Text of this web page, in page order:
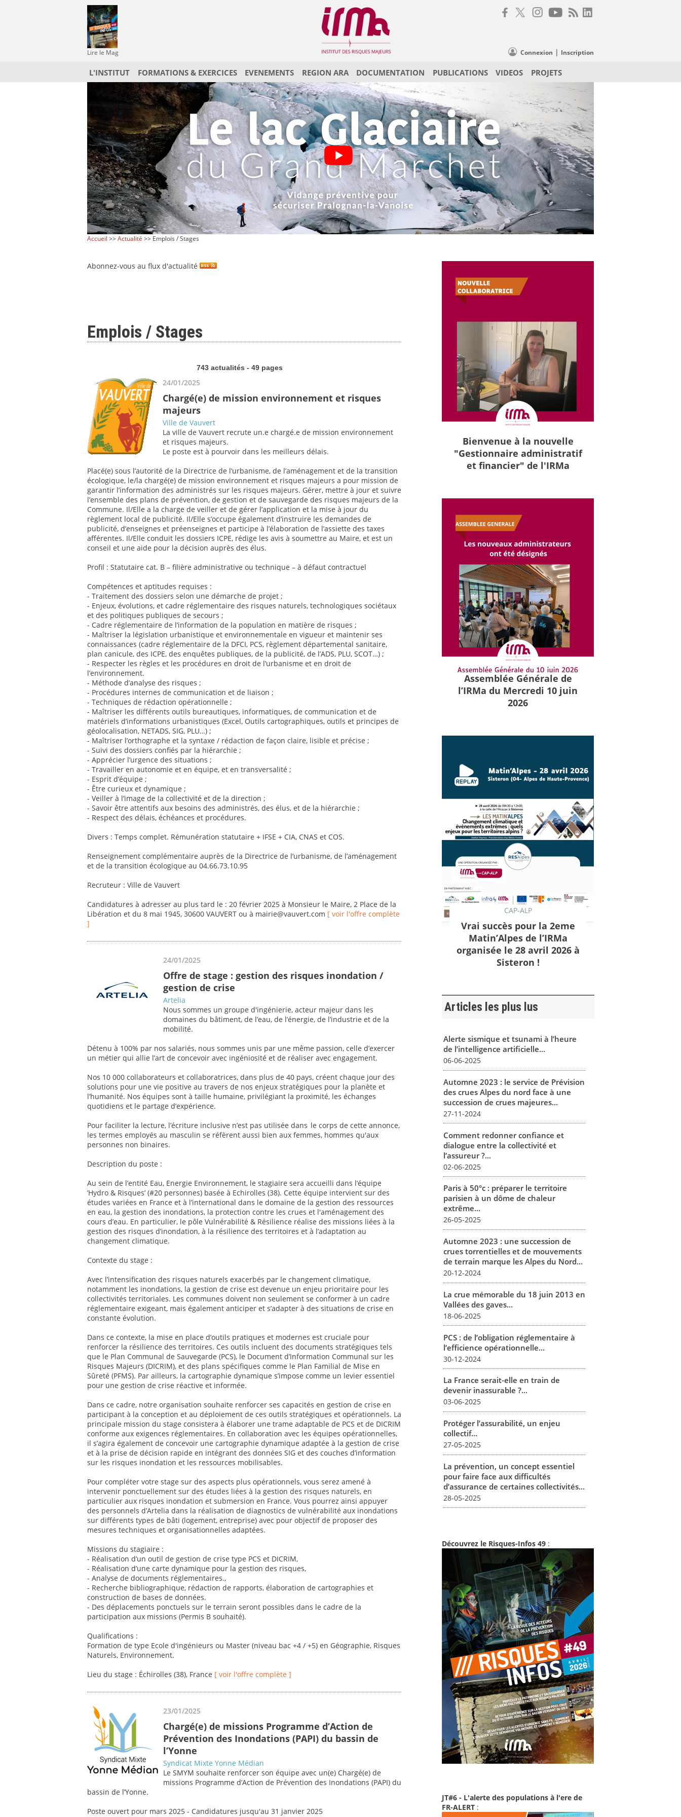
Lire le Mag Connexion | Inscription
L'INSTITUT FORMATIONS & EXERCICES EVENEMENTS REGION ARA DOCUMENTATION PUBLICATIONS VIDEOS PROJETS
Accueil >>Actualité >> Emplois / Stages
Abonnez-vous au flux d'actualité
Emplois / Stages
743 actualités - 49 pages
24/01/2025
Chargé(e) de mission environnement et risques
majeurs
Ville de Vauvert
La ville de Vauvert recrute un.e chargé.e de mission environnement
et risques majeurs.
Le poste est à pourvoir dans les meilleurs délais.
Placé(e) sous l’autorité de la Directrice de l’urbanisme, de l’aménagement et de la transition
écologique, le/la chargé(e) de mission environnement et risques majeurs a pour mission de
garantir l’information des administrés sur les risques majeurs. Gérer, mettre à jour et suivre
l’ensemble des plans de prévention, de gestion et de sauvegarde des risques majeurs de la
Commune. Il/Elle a la charge de veiller et de gérer l’application et la mise à jour du
règlement local de publicité. Il/Elle s’occupe également d’instruire les demandes de
publicité, d’enseignes et préenseignes et participe à l’élaboration de l’assiette des taxes
afférentes. Il/Elle conduit les dossiers ICPE, rédige les avis à soumettre au Maire, et est un
conseil et une aide pour la décision auprès des élus.
Profil : Statutaire cat. B – filière administrative ou technique – à défaut contractuel
Compétences et aptitudes requises :
- Traitement des dossiers selon une démarche de projet ;
- Enjeux, évolutions, et cadre réglementaire des risques naturels, technologiques sociétaux
et des politiques publiques de secours ;
- Cadre réglementaire de l’information de la population en matière de risques ;
- Maîtriser la législation urbanistique et environnementale en vigueur et maintenir ses
connaissances (cadre réglementaire de la DFCI, PCS, règlement départemental sanitaire,
plan canicule, des ICPE, des enquêtes publiques, de la publicité, de l’ADS, PLU, SCOT…) ;
- Respecter les règles et les procédures en droit de l’urbanisme et en droit de
l’environnement.
- Méthode d’analyse des risques ;
- Procédures internes de communication et de liaison ;
- Techniques de rédaction opérationnelle ;
- Maîtriser les différents outils bureautiques, informatiques, de communication et de
matériels d’informations urbanistiques (Excel, Outils cartographiques, outils et principes de
géolocalisation, NETADS, SIG, PLU…) ;
- Maîtriser l’orthographe et la syntaxe / rédaction de façon claire, lisible et précise ;
- Suivi des dossiers confiés par la hiérarchie ;
- Apprécier l’urgence des situations ;
- Travailler en autonomie et en équipe, et en transversalité ;
- Esprit d’équipe ;
- Être curieux et dynamique ;
- Veiller à l’image de la collectivité et de la direction ;
- Savoir être attentifs aux besoins des administrés, des élus, et de la hiérarchie ;
- Respect des délais, échéances et procédures.
Divers : Temps complet. Rémunération statutaire + IFSE + CIA, CNAS et COS.
Renseignement complémentaire auprès de la Directrice de l’urbanisme, de l’aménagement
et de la transition écologique au 04.66.73.10.95
Recruteur : Ville de Vauvert
Candidatures à adresser au plus tard le : 20 février 2025 à Monsieur le Maire, 2 Place de la
Libération et du 8 mai 1945, 30600 VAUVERT ou à mairie@vauvert.com [ voir l'offre complète
]
24/01/2025
Offre de stage : gestion des risques inondation /
gestion de crise
Artelia
Nous sommes un groupe d'ingénierie, acteur majeur dans les
domaines du bâtiment, de l’eau, de l’énergie, de l’industrie et de la
mobilité.
Détenu à 100% par nos salariés, nous sommes unis par une même passion, celle d’exercer
un métier qui allie l’art de concevoir avec ingéniosité et de réaliser avec engagement.
Nos 10 000 collaborateurs et collaboratrices, dans plus de 40 pays, créent chaque jour des
solutions pour une vie positive au travers de nos enjeux stratégiques pour la planète et
l’humanité. Nos équipes sont à taille humaine, privilégiant la proximité, les échanges
quotidiens et le partage d’expérience.
Pour faciliter la lecture, l’écriture inclusive n’est pas utilisée dans le corps de cette annonce,
les termes employés au masculin se réfèrent aussi bien aux femmes, hommes qu'aux
personnes non binaires.
Description du poste :
Au sein de l’entité Eau, Energie Environnement, le stagiaire sera accueilli dans l’équipe
’Hydro & Risques’ (#20 personnes) basée à Echirolles (38). Cette équipe intervient sur des
études variées en France et à l’international dans le domaine de la gestion des ressources
en eau, la gestion des inondations, la protection contre les crues et l'aménagement des
cours d’eau. En particulier, le pôle Vulnérabilité & Résilience réalise des missions liées à la
gestion des risques d’inondation, à la résilience des territoires et à l’adaptation au
changement climatique.
Contexte du stage :
Avec l’intensification des risques naturels exacerbés par le changement climatique,
notamment les inondations, la gestion de crise est devenue un enjeu prioritaire pour les
collectivités territoriales. Les communes doivent non seulement se conformer à un cadre
réglementaire exigeant, mais également anticiper et s’adapter à des situations de crise en
constante évolution.
Dans ce contexte, la mise en place d’outils pratiques et modernes est cruciale pour
renforcer la résilience des territoires. Ces outils incluent des documents stratégiques tels
que le Plan Communal de Sauvegarde (PCS), le Document d’Information Communal sur les
Risques Majeurs (DICRIM), et des plans spécifiques comme le Plan Familial de Mise en
Sûreté (PFMS). Par ailleurs, la cartographie dynamique s’impose comme un levier essentiel
pour une gestion de crise réactive et informée.
Dans ce cadre, notre organisation souhaite renforcer ses capacités en gestion de crise en
participant à la conception et au déploiement de ces outils stratégiques et opérationnels. La
principale mission du stage consistera à élaborer une trame adaptable de PCS et de DICRIM
conforme aux exigences réglementaires. En collaboration avec les équipes opérationnelles,
il s’agira également de concevoir une cartographie dynamique adaptée à la gestion de crise
et à la prise de décision rapide en intégrant des données SIG et des couches d’information
sur les risques inondation et les ressources mobilisables.
Pour compléter votre stage sur des aspects plus opérationnels, vous serez amené à
intervenir ponctuellement sur des études liées à la gestion des risques naturels, en
particulier aux risques inondation et submersion en France. Vous pourrez ainsi appuyer
des personnels d’Artelia dans la réalisation de diagnostics de vulnérabilité aux inondations
sur différents types de bâti (logement, entreprise) avec pour objectif de proposer des
mesures techniques et organisationnelles adaptées.
Missions du stagiaire :
- Réalisation d’un outil de gestion de crise type PCS et DICRIM,
- Réalisation d’une carte dynamique pour la gestion des risques,
- Analyse de documents réglementaires.,
- Recherche bibliographique, rédaction de rapports, élaboration de cartographies et
construction de bases de données.
- Des déplacements ponctuels sur le terrain seront possibles dans le cadre de la
participation aux missions (Permis B souhaité).
Qualifications :
Formation de type Ecole d'ingénieurs ou Master (niveau bac +4 / +5) en Géographie, Risques
Naturels, Environnement.
Lieu du stage : Échirolles (38), France [ voir l'offre complète ]
23/01/2025
Chargé(e) de missions Programme d’Action de
Prévention des Inondations (PAPI) du bassin de
l’Yonne
Syndicat Mixte Yonne Médian
Le SMYM souhaite renforcer son équipe avec un(e) Chargé(e) de
missions Programme d’Action de Prévention des Inondations (PAPI) du
bassin de l’Yonne.
Poste ouvert pour mars 2025 - Candidatures jusqu'au 31 janvier 2025
Bienvenue à la nouvelle
"Gestionnaire administratif
et financier" de l'IRMa
Assemblée Générale de
l’IRMa du Mercredi 10 juin
2026
CAP-ALP
Vrai succès pour la 2eme
Matin’Alpes de l’IRMa
organisée le 28 avril 2026 à
Sisteron !
Articles les plus lus
Alerte sismique et tsunami à l’heure
de l’intelligence artificielle...
06-06-2025
Automne 2023 : le service de Prévision
des crues Alpes du nord face à une
succession de crues majeures...
27-11-2024
Comment redonner confiance et
dialogue entre la collectivité et
l’assureur ?...
02-06-2025
Paris à 50°c : préparer le territoire
parisien à un dôme de chaleur
extrême...
26-05-2025
Automne 2023 : une succession de
crues torrentielles et de mouvements
de terrain marque les Alpes du Nord...
20-12-2024
La crue mémorable du 18 juin 2013 en
Vallées des gaves...
18-06-2025
PCS : de l’obligation réglementaire à
l’efficience opérationnelle...
30-12-2024
La France serait-elle en train de
devenir inassurable ?...
03-06-2025
Protéger l’assurabilité, un enjeu
collectif...
27-05-2025
La prévention, un concept essentiel
pour faire face aux difficultés
d’assurance de certaines collectivités...
28-05-2025
Découvrez le Risques-Infos 49 :
JT#6 - L'alerte des populations à l'ere de
FR-ALERT :